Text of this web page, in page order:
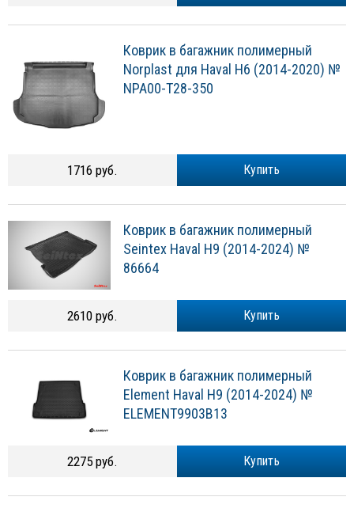
Коврик в багажник полимерный
Norplast для Haval H6 (2014-2020) №
NPA00-T28-350
Купить
1716 руб.
Коврик в багажник полимерный
Seintex Haval H9 (2014-2024) №
86664
Купить
2610 руб.
Коврик в багажник полимерный
Element Haval H9 (2014-2024) №
ELEMENT9903B13
Купить
2275 руб.